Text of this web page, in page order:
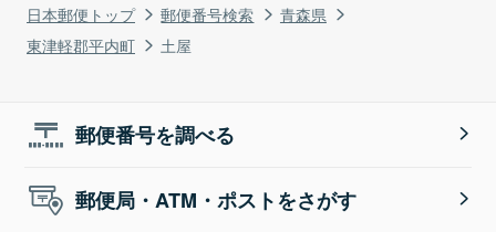
日本郵便トップ 郵便番号検索
青森県
東津軽郡平内町
土屋
郵便番号を調べる
郵便局・ATM・ポストをさがす